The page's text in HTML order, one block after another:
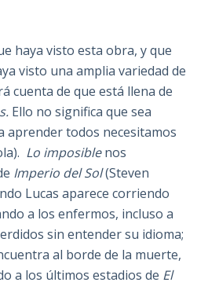
haya visto esta obra, y que
visto una amplia variedad de
cuenta de que está llena de
Ello no significa que sea
aprender todos necesitamos
Lo imposiblenos
Imperio del Sol(Steven
Lucas aparece corriendo
a los enfermos, incluso a
sin entender su idioma;
al borde de la muerte,
a los últimos estadios de El